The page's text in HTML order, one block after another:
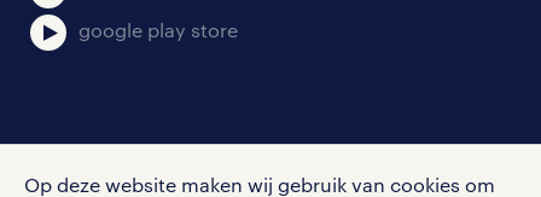
Op deze website maken wij gebruik van cookies om
google play store